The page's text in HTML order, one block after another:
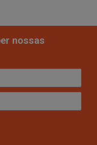
nossas